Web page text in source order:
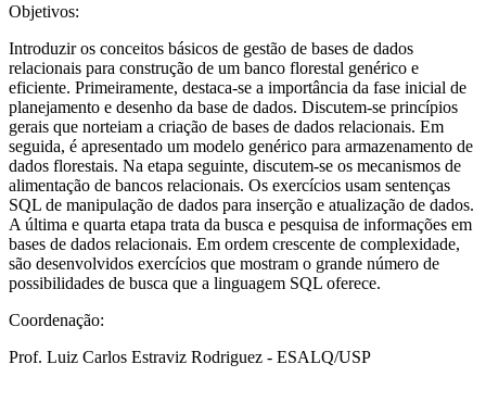
Objetivos:
Introduzir os conceitos básicos de gestão de bases de dados
relacionais para construção de um banco florestal genérico e
eficiente. Primeiramente, destaca-se a importância da fase inicial de
planejamento e desenho da base de dados. Discutem-se princípios
gerais que norteiam a criação de bases de dados relacionais. Em
seguida, é apresentado um modelo genérico para armazenamento de
dados florestais. Na etapa seguinte, discutem-se os mecanismos de
alimentação de bancos relacionais. Os exercícios usam sentenças
SQL de manipulação de dados para inserção e atualização de dados.
A última e quarta etapa trata da busca e pesquisa de informações em
bases de dados relacionais. Em ordem crescente de complexidade,
são desenvolvidos exercícios que mostram o grande número de
possibilidades de busca que a linguagem SQL oferece.
Coordenação:
Prof. Luiz Carlos Estraviz Rodriguez - ESALQ/USP